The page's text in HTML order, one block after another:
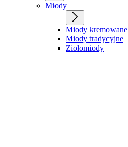
Miody
Miody kremowane
Miody tradycyjne
Ziołomiody